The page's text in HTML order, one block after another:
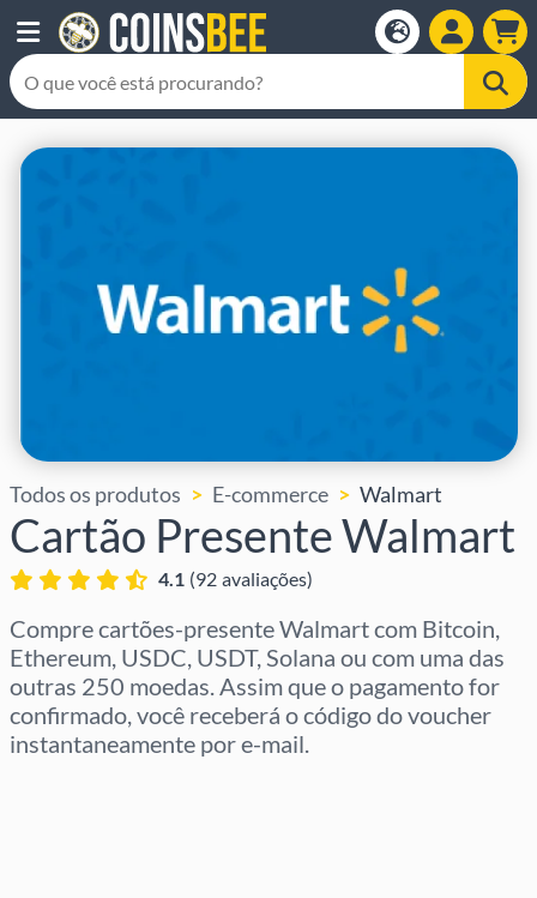
Todos os produtos E-commerce Walmart
Cartão Presente Walmart
4.1 (92 avaliações)
Compre cartões-presente Walmart com Bitcoin,
Ethereum, USDC, USDT, Solana ou com uma das
outras 250 moedas. Assim que o pagamento for
confirmado, você receberá o código do voucher
instantaneamente por e-mail.